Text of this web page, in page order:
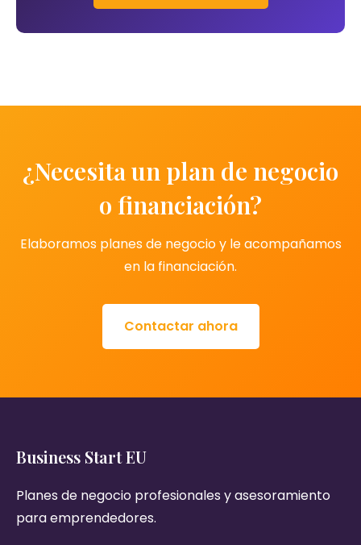
¿Necesita un plan de negocio
o financiación?
Elaboramos planes de negocio y le acompañamos
en la financiación.
Contactar ahora
Business Start EU
Planes de negocio profesionales y asesoramiento
para emprendedores.